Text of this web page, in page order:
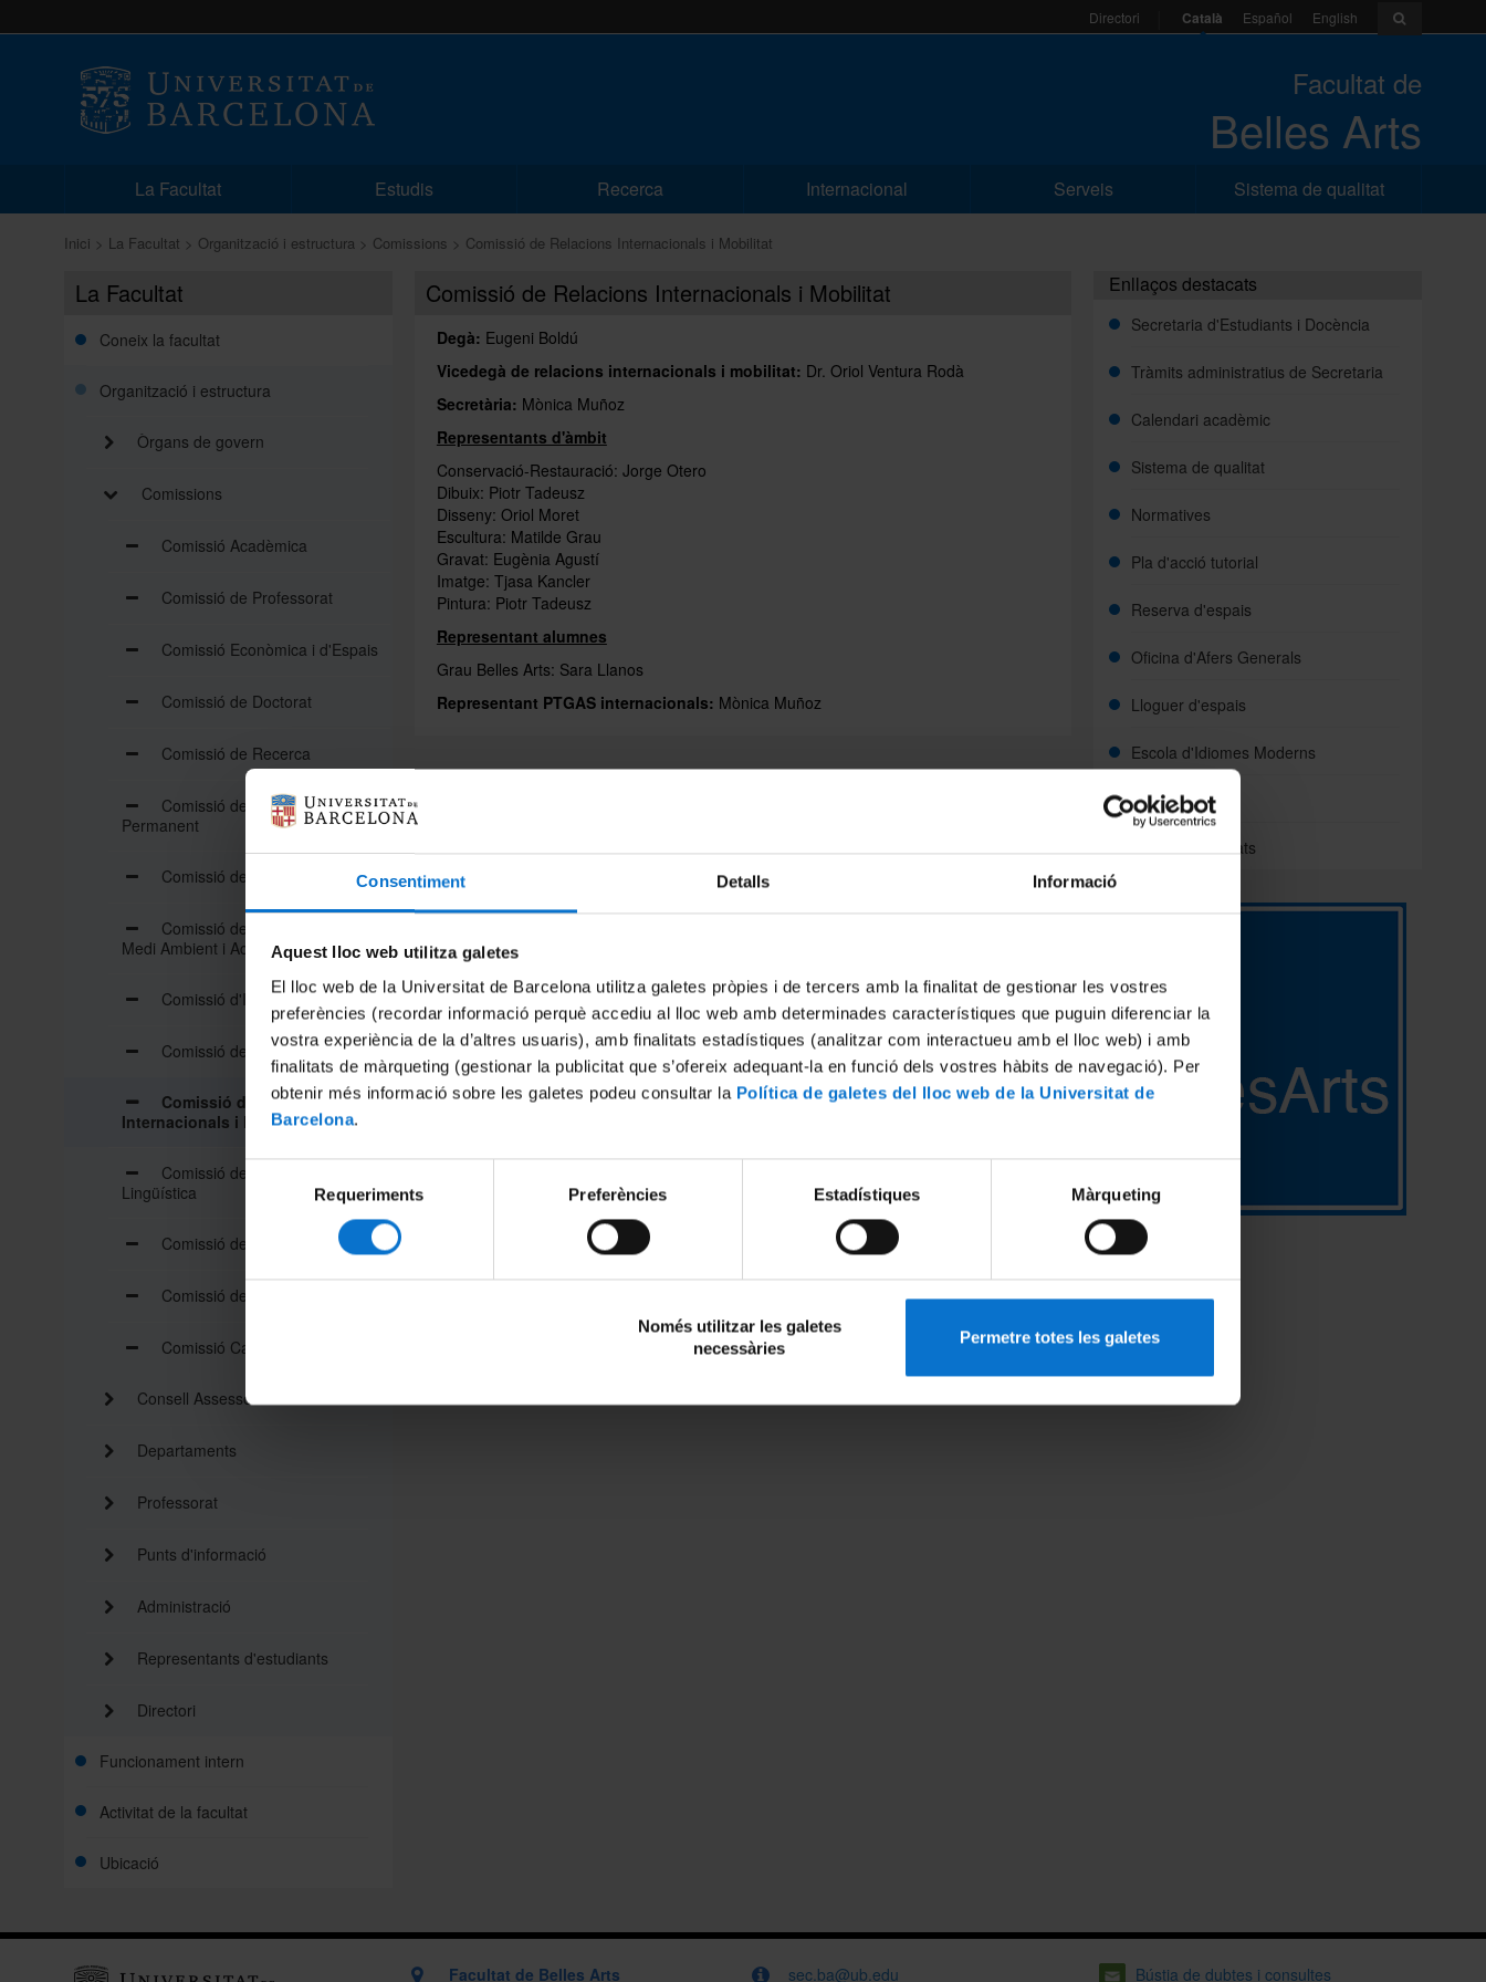
Consentiment Detalls Informació
Aquest lloc web utilitza galetes
El lloc web de la Universitat de Barcelona utilitza galetes pròpies i de tercers amb la finalitat de gestionar les vostres
preferències (recordar informació perquè accediu al lloc web amb determinades característiques que puguin diferenciar la
vostra experiència de la d’altres usuaris), amb finalitats estadístiques (analitzar com interactueu amb el lloc web) i amb
finalitats de màrqueting (gestionar la publicitat que s’ofereix adequant-la en funció dels vostres hàbits de navegació). Per
obtenir més informació sobre les galetes podeu consultar la Política de galetes del lloc web de la Universitat de
Barcelona.
Selecció
consentiment
Requeriments Preferències Estadístiques Màrqueting
Només utilitzar les galetes
necessàries
Permetre totes les galetes
Directori Català Español English
Facultat de
Belles Arts
La Facultat Estudis Recerca Internacional Serveis Sistema de qualitat
Inici La Facultat Organització i estructura Comissions Comissió de Relacions Internacionals i Mobilitat
La Facultat
Coneix la facultat
Organització i estructura
Òrgans de govern
Comissions
Comissió Acadèmica
Comissió de Professorat
Comissió Econòmica i d'Espais
Comissió de Doctorat
Comissió de Recerca
Comissió de Formació
Permanent
Comissió de Tecnologies
Comissió de Seguretat, Salut,
Medi Ambient i Accessibilitat
Comissió d'Igualtat
Comissió de Cultura
Comissió de Relacions
Internacionals i Mobilitat
Comissió de Dinamització
Lingüística
Comissió de Qualitat
Comissió de Pràctiques
Comissió Campus de les Arts
Consell Assessor de la Facultat
Departaments
Professorat
Punts d'informació
Administració
Representants d'estudiants
Directori
Funcionament intern
Activitat de la facultat
Ubicació
Comissió de Relacions Internacionals i Mobilitat
Degà: Eugeni Boldú
Vicedegà de relacions internacionals i mobilitat: Dr. Oriol Ventura Rodà
Secretària: Mònica Muñoz
Representants d'àmbit
Conservació-Restauració: Jorge Otero
Dibuix: Piotr Tadeusz
Disseny: Oriol Moret
Escultura: Matilde Grau
Gravat: Eugènia Agustí
Imatge: Tjasa Kancler
Pintura: Piotr Tadeusz
Representant alumnes
Grau Belles Arts: Sara Llanos
Representant PTGAS internacionals: Mònica Muñoz
Enllaços destacats
Secretaria d'Estudiants i Docència
Tràmits administratius de Secretaria
Calendari acadèmic
Sistema de qualitat
Normatives
Pla d'acció tutorial
Reserva d'espais
Oficina d'Afers Generals
Lloguer d'espais
Escola d'Idiomes Moderns
CRAI Biblioteca
Difusió d'activitats
Facultat de Belles Arts sec.ba@ub.edu Bústia de dubtes i consultes